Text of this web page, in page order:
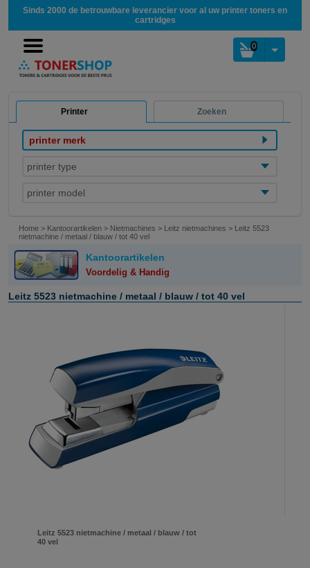
Sinds 2000 de betrouwbare leverancier voor al uw printer toners en
cartridges
0
Printer Zoeken
printer merk
printer type
printer model
Home > Kantoorartikelen > Nietmachines > Leitz nietmachines > Leitz 5523
nietmachine / metaal / blauw / tot 40 vel
Kantoorartikelen
Voordelig & Handig
Leitz 5523 nietmachine / metaal / blauw / tot 40 vel
Leitz 5523 nietmachine / metaal / blauw / tot
40 vel